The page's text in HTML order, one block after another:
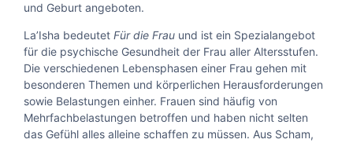
und Geburt angeboten.
La’Isha bedeutet Für die Frau und ist ein Spezialangebot
für die psychische Gesundheit der Frau aller Altersstufen.
Die verschiedenen Lebensphasen einer Frau gehen mit
besonderen Themen und körperlichen Herausforderungen
sowie Belastungen einher. Frauen sind häufig von
Mehrfachbelastungen betroffen und haben nicht selten
das Gefühl alles alleine schaffen zu müssen. Aus Scham,